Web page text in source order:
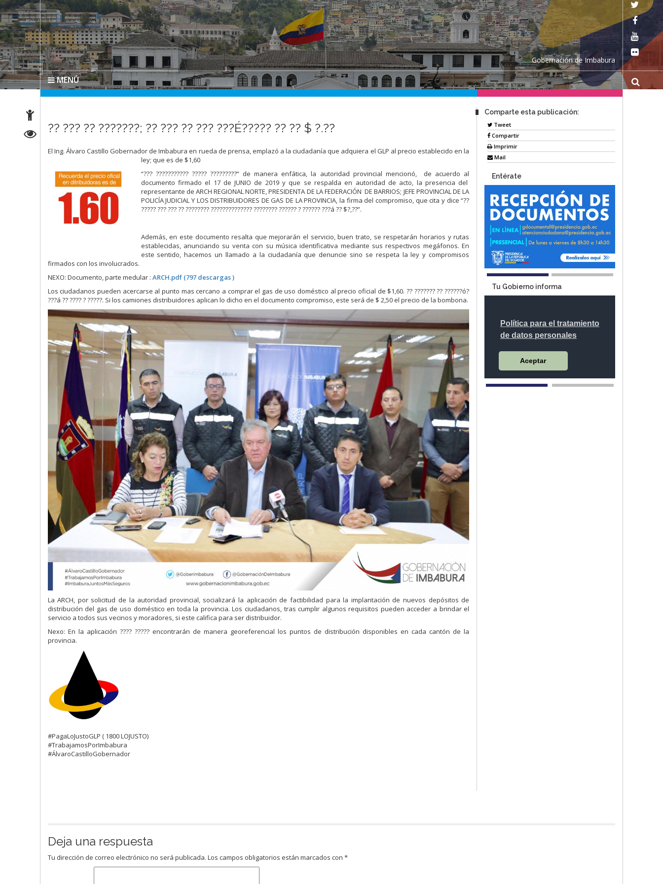
Gobernación de Imbabura
MENÚ
?? ??? ?? ???????; ?? ??? ?? ??? ???É????? ?? ?? $ ?.??
El Ing. Álvaro Castillo Gobernador de Imbabura en rueda de prensa, emplazó a la ciudadanía que adquiera el GLP al precio establecido en la
ley; que es de $1,60
“??? ??????????? ????? ?????????” de manera enfática, la autoridad provincial mencionó, de acuerdo al
documento firmado el 17 de JUNIO de 2019 y que se respalda en autoridad de acto, la presencia del
representante de ARCH REGIONAL NORTE, PRESIDENTA DE LA FEDERACIÓN DE BARRIOS; JEFE PROVINCIAL DE LA
POLICÍA JUDICIAL Y LOS DISTRIBUIDORES DE GAS DE LA PROVINCIA, la firma del compromiso, que cita y dice “??
????? ??? ??? ?? ???????? ?????????????? ???????? ?????? ? ?????? ???á ?? $?,??”.
Además, en este documento resalta que mejorarán el servicio, buen trato, se respetarán horarios y rutas
establecidas, anunciando su venta con su música identificativa mediante sus respectivos megáfonos. En
este sentido, hacemos un llamado a la ciudadanía que denuncie sino se respeta la ley y compromisos
firmados con los involucrados.
NEXO: Documento, parte medular : ARCH.pdf (797 descargas )
Los ciudadanos pueden acercarse al punto mas cercano a comprar el gas de uso doméstico al precio oficial de $1,60. ?? ??????? ?? ??????ó?
???á ?? ???? ? ?????. Si los camiones distribuidores aplican lo dicho en el documento compromiso, este será de $ 2,50 el precio de la bombona.
La ARCH, por solicitud de la autoridad provincial, socializará la aplicación de factibilidad para la implantación de nuevos depósitos de
distribución del gas de uso doméstico en toda la provincia. Los ciudadanos, tras cumplir algunos requisitos pueden acceder a brindar el
servicio a todos sus vecinos y moradores, si este califica para ser distribuidor.
Nexo: En la aplicación ???? ????? encontrarán de manera georeferencial los puntos de distribución disponibles en cada cantón de la
provincia.
#PagaLoJustoGLP ( 1800 LOJUSTO)
#TrabajamosPorImbabura
#ÁlvaroCastilloGobernador
Comparte esta publicación:
Tweet
Compartir
Imprimir
Mail
Entérate
Tu Gobierno informa
Deja una respuesta
Tu dirección de correo electrónico no será publicada. Los campos obligatorios están marcados con *